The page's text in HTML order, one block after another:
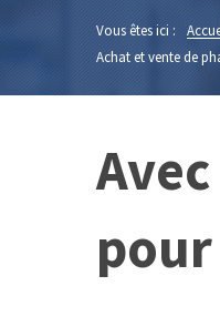
Vous êtes ici :
Achat et vente de